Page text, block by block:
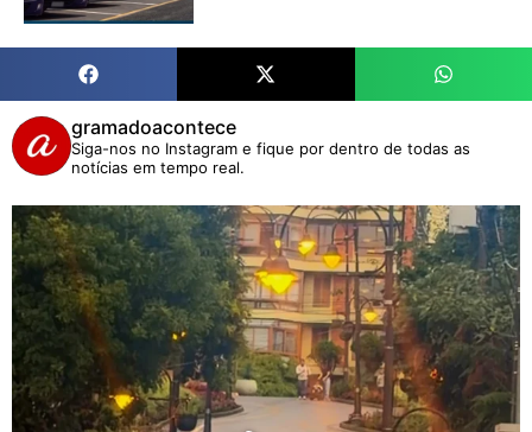
gramadoacontece
Siga-nos no Instagram e fique por dentro de todas as
notícias em tempo real.